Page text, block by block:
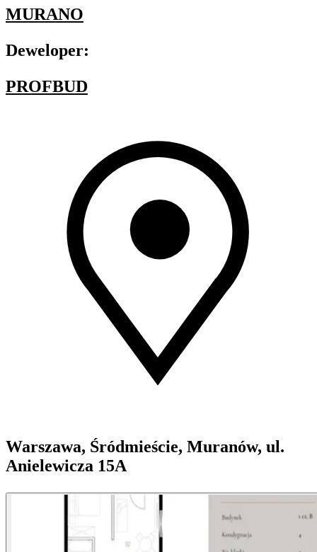
MURANO
Deweloper:
PROFBUD
Warszawa, Śródmieście, Muranów, ul.
Anielewicza 15A